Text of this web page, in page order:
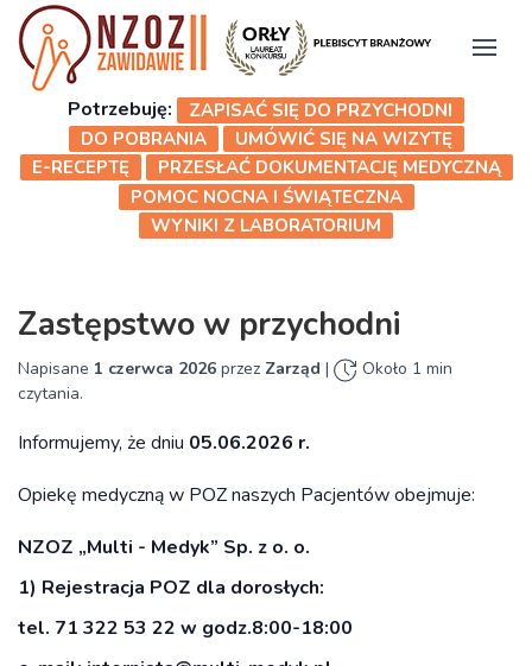
Potrzebuję:
ZAPISAĆ SIĘ DO PRZYCHODNI
DO POBRANIA
UMÓWIĆ SIĘ NA WIZYTĘ
E-RECEPTĘ
PRZESŁAĆ DOKUMENTACJĘ MEDYCZNĄ
POMOC NOCNA I ŚWIĄTECZNA
WYNIKI Z LABORATORIUM
Zastępstwo w przychodni
Napisane 1 czerwca 2026 przez Zarząd |
Około 1 min
czytania.
Informujemy, że dniu 05.06.2026 r.
Opiekę medyczną w POZ naszych Pacjentów obejmuje:
NZOZ „Multi - Medyk” Sp. z o. o.
1) Rejestracja POZ dla dorosłych:
tel. 71 322 53 22 w godz.8:00-18:00